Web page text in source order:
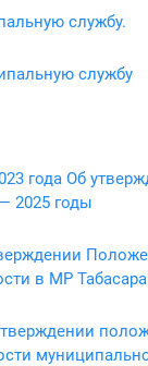
службу.
службу
года Об
2025 годы
в МР